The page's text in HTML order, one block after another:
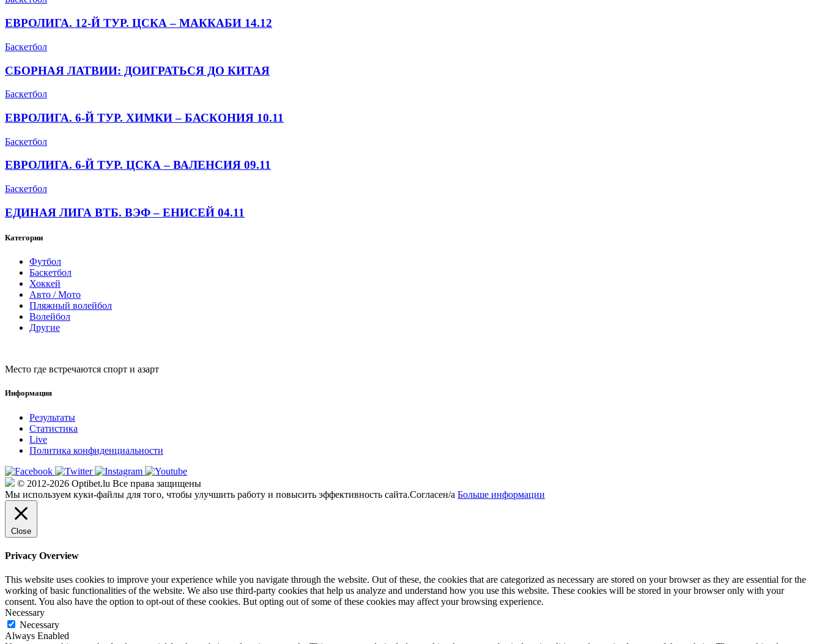
ЕВРОЛИГА. 12-Й ТУР. ЦСКА – МАККАБИ 14.12
Баскетбол
СБОРНАЯ ЛАТВИИ: ДОИГРАТЬСЯ ДО КИТАЯ
Баскетбол
ЕВРОЛИГА. 6-Й ТУР. ХИМКИ – БАСКОНИЯ 10.11
Баскетбол
ЕВРОЛИГА. 6-Й ТУР. ЦСКА – ВАЛЕНСИЯ 09.11
Баскетбол
ЕДИНАЯ ЛИГА ВТБ. ВЭФ – ЕНИСЕЙ 04.11
Категории
Футбол
Баскетбол
Хоккей
Авто / Мото
Пляжный волейбол
Волейбол
Другие
Место где встречаются спорт и азарт
Информация
Результаты
Статистика
Live
Политика конфиденциальности
© 2012-2026 Optibet.lu Все права защищены
Мы используем куки-файлы для того, чтобы улучшить работу и повысить эффективность сайта.Согласен/а Больше информации
Close
Privacy Overview
This website uses cookies to improve your experience while you navigate through the website. Out of these, the cookies that are categorized as necessary are stored on your browser as they are essential for the
working of basic functionalities of the website. We also use third-party cookies that help us analyze and understand how you use this website. These cookies will be stored in your browser only with your
consent. You also have the option to opt-out of these cookies. But opting out of some of these cookies may affect your browsing experience.
Necessary
Necessary
Always Enabled